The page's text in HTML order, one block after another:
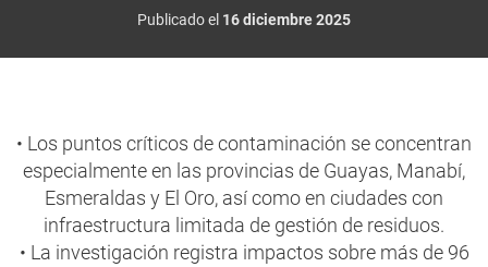
Publicado el 16 diciembre 2025
• Los puntos críticos de contaminación se concentran
especialmente en las provincias de Guayas, Manabí,
Esmeraldas y El Oro, así como en ciudades con
infraestructura limitada de gestión de residuos.
• La investigación registra impactos sobre más de 96